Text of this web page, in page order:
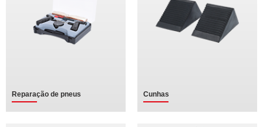
Reparação de pneus Cunhas